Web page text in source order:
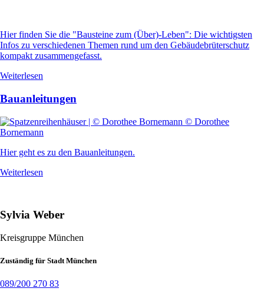
Hier finden Sie die "Bausteine zum (Über)-Leben": Die wichtigsten
Infos zu verschiedenen Themen rund um den Gebäudebrüterschutz
kompakt zusammengefasst.
Weiterlesen
Bauanleitungen
© Dorothee
Bornemann
Hier geht es zu den Bauanleitungen.
Weiterlesen
Sylvia Weber
Kreisgruppe München
Zuständig für Stadt München
089/200 270 83